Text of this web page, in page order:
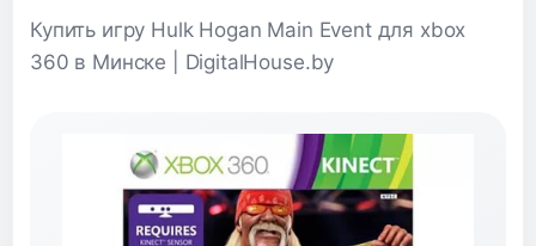
Купить игру Hulk Hogan Main Event для xbox
360 в Минске | DigitalHouse.by